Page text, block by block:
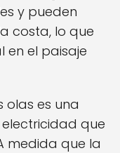
y pueden
costa, lo que
en el paisaje
es una
que
medida que la